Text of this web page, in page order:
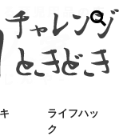
ライフハッ
ク